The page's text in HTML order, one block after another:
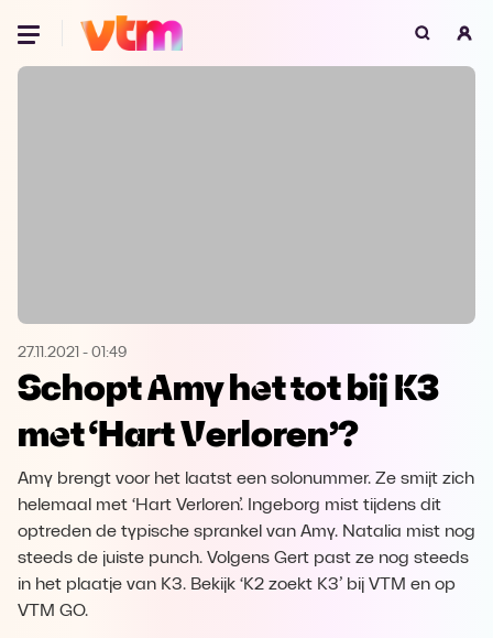
Oeps, browser niet ondersteund
Microsoft Edge Download
Opera Download
27.11.2021 - 01:49
Schopt Amy het tot bij K3
met ‘Hart Verloren’?
Amy brengt voor het laatst een solonummer. Ze smijt zich
helemaal met ‘Hart Verloren’. Ingeborg mist tijdens dit
optreden de typische sprankel van Amy. Natalia mist nog
steeds de juiste punch. Volgens Gert past ze nog steeds
in het plaatje van K3. Bekijk ‘K2 zoekt K3’ bij VTM en op
VTM GO.